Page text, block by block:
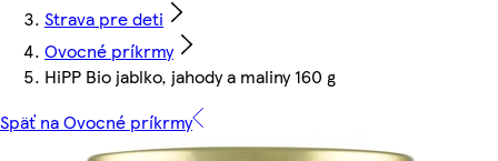
Strava pre deti
Ovocné príkrmy
HiPP Bio jablko, jahody a maliny 160 g
Späť na Ovocné príkrmy